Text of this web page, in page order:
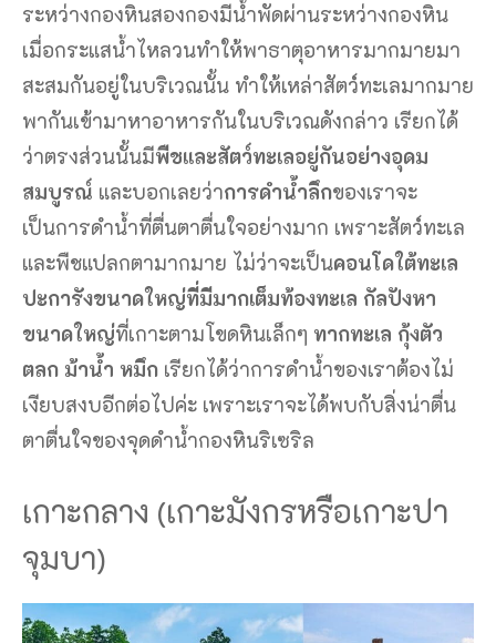
ระหว่างกองหินสองกองมีน้ำพัดผ่านระหว่างกองหิน
เมื่อกระแสน้ำไหลวนทำให้พาธาตุอาหารมากมายมา
สะสมกันอยู่ในบริเวณนั้น ทำให้เหล่าสัตว์ทะเลมากมาย
พากันเข้ามาหาอาหารกันในบริเวณดังกล่าว เรียกได้
ว่าตรงส่วนนั้นมีพืชและสัตว์ทะเลอยู่กันอย่างอุดม
สมบูรณ์ และบอกเลยว่าการดำน้ำลึกของเราจะ
เป็นการดำน้ำที่ตื่นตาตื่นใจอย่างมาก เพราะสัตว์ทะเล
และพืชแปลกตามากมาย ไม่ว่าจะเป็นคอนโดใต้ทะเล
ปะการังขนาดใหญ่ที่มีมากเต็มท้องทะเล กัลปังหา
ขนาดใหญ่ที่เกาะตามโขดหินเล็กๆ ทากทะเล กุ้งตัว
ตลก ม้าน้ำ หมึก เรียกได้ว่าการดำน้ำของเราต้องไม่
เงียบสงบอีกต่อไปค่ะ เพราะเราจะได้พบกับสิ่งน่าตื่น
ตาตื่นใจของจุดดำน้ำกองหินริเซริล
เกาะกลาง (เกาะมังกรหรือเกาะปา
จุมบา)